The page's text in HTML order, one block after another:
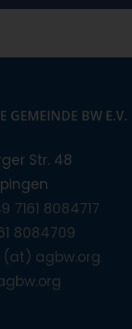
GEMEINDE BW E.V.
Str. 48
7161 8084717
8084709
(at) agbw.org